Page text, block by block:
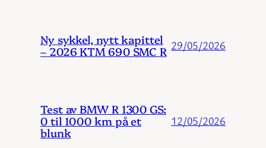
Ny sykkel, nytt kapittel
– 2026 KTM 690 SMC R 29/05/2026
Test av BMW R 1300 GS:
0 til 1000 km på et
blunk
12/05/2026